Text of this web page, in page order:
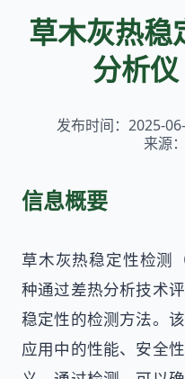
草木灰热稳
分析仪
发布时间：2025-
来源
信息概要
草木灰热稳定性检测
种通过差热分析技术
稳定性的检测方法。
应用中的性能、安全